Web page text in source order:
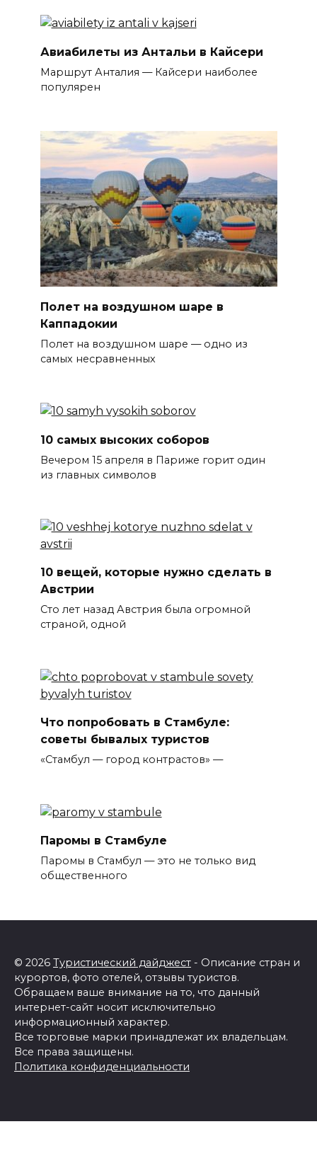
Авиабилеты из Антальи в Кайсери
Маршрут Анталия — Кайсери наиболее
популярен
Полет на воздушном шаре в
Каппадокии
Полет на воздушном шаре — одно из
самых несравненных
10 самых высоких соборов
Вечером 15 апреля в Париже горит один
из главных символов
10 вещей, которые нужно сделать в
Австрии
Сто лет назад Австрия была огромной
страной, одной
Что попробовать в Стамбуле:
советы бывалых туристов
«Стамбул — город контрастов» —
Паромы в Стамбуле
Паромы в Стамбул — это не только вид
общественного
© 2026 Туристический дайджест - Описание стран и
курортов, фото отелей, отзывы туристов.
Обращаем ваше внимание на то, что данный
интернет-сайт носит исключительно
информационный характер.
Все торговые марки принадлежат их владельцам.
Все права защищены.
Политика конфиденциальности